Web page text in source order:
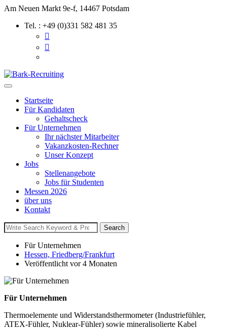
Skip
content
Am Neuen Markt 9e-f, 14467 Potsdam
Tel. : +49 (0)331 582 481 35
Startseite
Für Kandidaten
Gehaltscheck
Für Unternehmen
Ihr nächster Mitarbeiter
Vakanzkosten-Rechner
Unser Konzept
Jobs
Stellenangebote
Jobs für Studenten
Messen 2026
über uns
Kontakt
Search
for:
Search
Für Unternehmen
Hessen, Friedberg/Frankfurt
Veröffentlicht vor 4 Monaten
Für Unternehmen
Thermoelemente und Widerstandsthermometer (Industriefühler,
ATEX-Fühler, Nuklear-Fühler) sowie mineralisolierte Kabel